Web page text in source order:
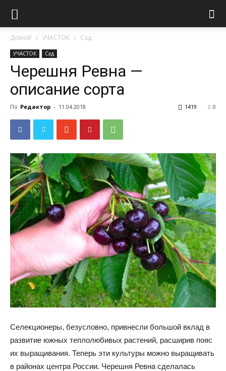
Домой УЧАСТОК Сад
УЧАСТОК Сад
Черешня Ревна —
описание сорта
По Редактор - 11.04.2018 0
1419
Селекционеры, безусловно, привнесли большой вклад в
развитие южных теплолюбивых растений, расширив пояс
их выращивания. Теперь эти культуры можно выращивать
в районах центра России. Черешня Ревна сделалась